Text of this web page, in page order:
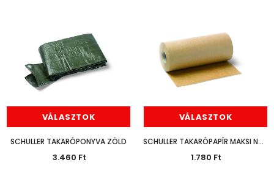
VÁLASZTOK
SCHULLER TAKARÓPONYVA ZÖLD
3.460 Ft
VÁLASZTOK
SCHULLER TAKARÓPAPÍR MAKSI NÁTRONERŐSÍTETT 50M
1.780 Ft